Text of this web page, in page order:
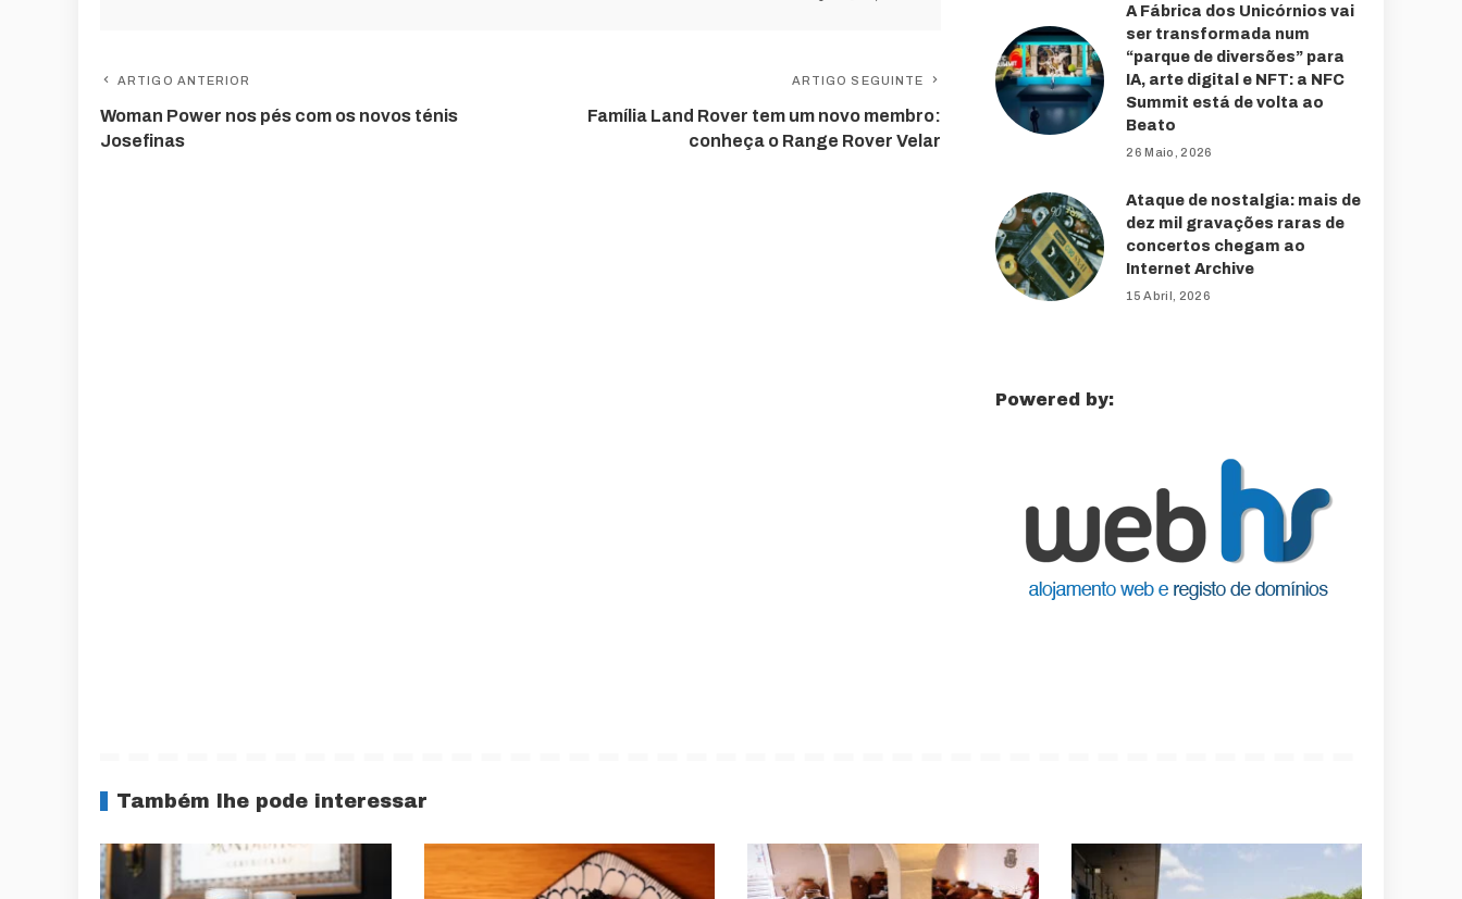
ARTIGO ANTERIOR
Woman Power nos pés com os novos ténis
Josefinas
ARTIGO SEGUINTE
Família Land Rover tem um novo membro:
conheça o Range Rover Velar
A Fábrica dos Unicórnios vai
ser transformada num
“parque de diversões” para
IA, arte digital e NFT: a NFC
Summit está de volta ao
Beato
26 Maio, 2026
Ataque de nostalgia: mais de
dez mil gravações raras de
concertos chegam ao
Internet Archive
15 Abril, 2026
Powered by:
Também lhe pode interessar